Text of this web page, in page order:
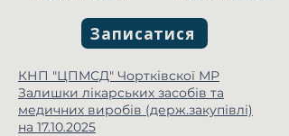
Записатися
КНП "ЦПМСД" Чортківскої МР
Залишки лікарських засобів та
медичних виробів (держ.закупівлі)
на 17.10.2025